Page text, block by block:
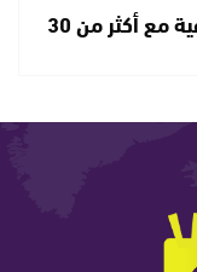
زلزال سياسي بالعيون… استقالة جماعية مع أكثر من 30